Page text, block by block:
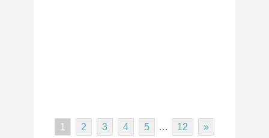
1 2 3 4 5 … 12 »